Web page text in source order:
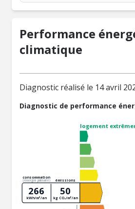
Performance
climatique
Diagnostic réalisé le 14 avril
Diagnostic de performance
logement
consommation
(énergie primaire) émissions
266
kWh/m²/an
50
kg CO₂/m²/an